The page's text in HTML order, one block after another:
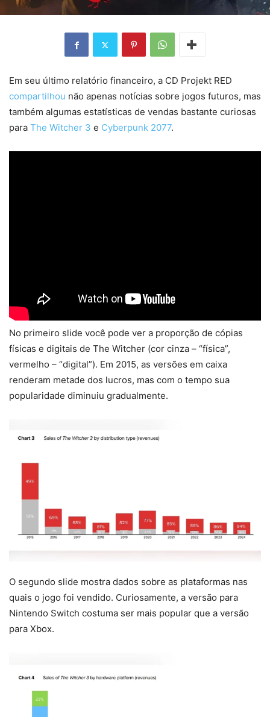
Em seu último relatório financeiro, a CD Projekt RED
compartilhou não apenas notícias sobre jogos futuros, mas
também algumas estatísticas de vendas bastante curiosas
para The Witcher 3 e Cyberpunk 2077.
No primeiro slide você pode ver a proporção de cópias
físicas e digitais de The Witcher (cor cinza – “física”,
vermelho – “digital”). Em 2015, as versões em caixa
renderam metade dos lucros, mas com o tempo sua
popularidade diminuiu gradualmente.
O segundo slide mostra dados sobre as plataformas nas
quais o jogo foi vendido. Curiosamente, a versão para
Nintendo Switch costuma ser mais popular que a versão
para Xbox.